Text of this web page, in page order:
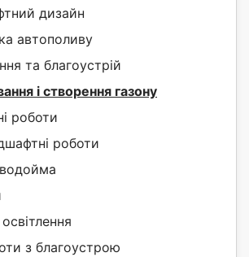
дизайн
автополиву
та благоустрій
і створення газону
роботи
роботи
з благоустрою